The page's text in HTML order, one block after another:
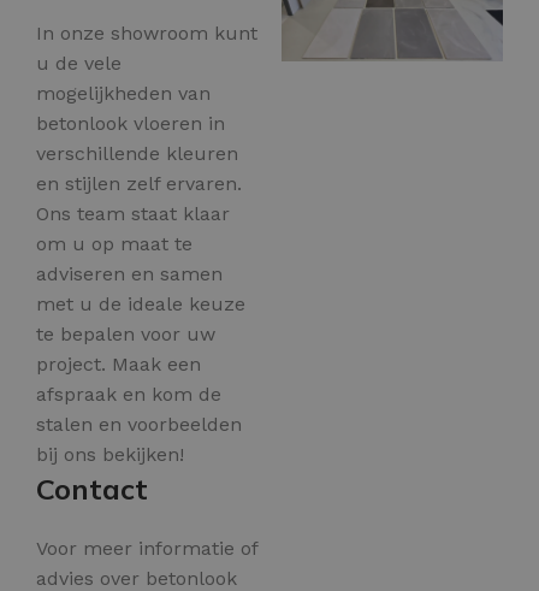
In onze showroom kunt
u de vele
mogelijkheden van
betonlook vloeren in
verschillende kleuren
en stijlen zelf ervaren.
Ons team staat klaar
om u op maat te
adviseren en samen
met u de ideale keuze
te bepalen voor uw
project. Maak een
afspraak en kom de
stalen en voorbeelden
bij ons bekijken!
Contact
Voor meer informatie of
advies over betonlook